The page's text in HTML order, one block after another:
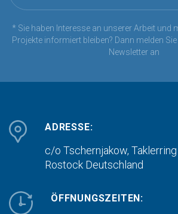
* Sie haben Interesse an unserer Arbeit und
Projekte informiert bleiben? Dann melden
Newsletter an
ADRESSE:
c/o Tschernjakow,
Rostock Deutschland
ÖFFNUNGSZEITEN: